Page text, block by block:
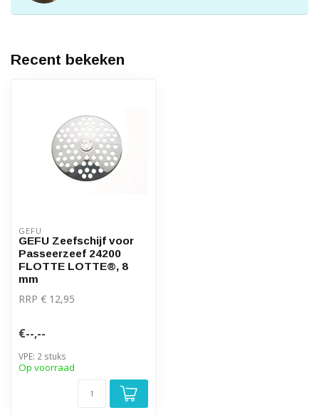
Recent bekeken
GEFU
GEFU Zeefschijf voor
Passeerzeef 24200
FLOTTE LOTTE®, 8
mm
RRP € 12,95
€--,--
VPE: 2 stuks
Op voorraad